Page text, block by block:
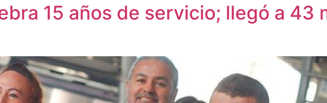
15 años de servicio; llegó a 43